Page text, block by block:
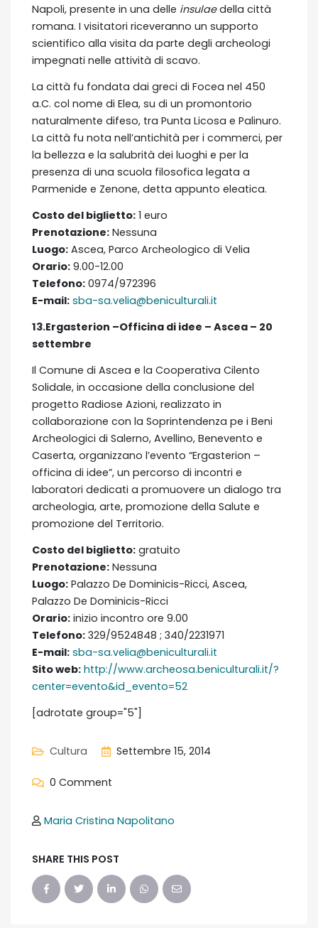
Napoli, presente in una delle insulaedella città
romana. I visitatori riceveranno un supporto
scientifico alla visita da parte degli archeologi
impegnati nelle attività di scavo.
La città fu fondata dai greci di Focea nel 450
a.C. col nome di Elea, su di un promontorio
naturalmente difeso, tra Punta Licosa e Palinuro.
La città fu nota nell’antichità per i commerci, per
la bellezza e la salubrità dei luoghi e per la
presenza di una scuola filosofica legata a
Parmenide e Zenone, detta appunto eleatica.
Costo del biglietto: 1 euro
Prenotazione: Nessuna
Luogo: Ascea, Parco Archeologico di Velia
Orario: 9.00-12.00
Telefono: 0974/972396
E-mail: sba-sa.velia@beniculturali.it
13.Ergasterion –Officina di idee – Ascea – 20
settembre
Il Comune di Ascea e la Cooperativa Cilento
Solidale, in occasione della conclusione del
progetto Radiose Azioni, realizzato in
collaborazione con la Soprintendenza pe i Beni
Archeologici di Salerno, Avellino, Benevento e
Caserta, organizzano l’evento “Ergasterion –
officina di idee”, un percorso di incontri e
laboratori dedicati a promuovere un dialogo tra
archeologia, arte, promozione della Salute e
promozione del Territorio.
Costo del biglietto: gratuito
Prenotazione: Nessuna
Luogo: Palazzo De Dominicis-Ricci, Ascea,
Palazzo De Dominicis-Ricci
Orario: inizio incontro ore 9.00
Telefono: 329/9524848 ; 340/2231971
E-mail: sba-sa.velia@beniculturali.it
Sito web: http://www.archeosa.beniculturali.it/?
center=evento&id_evento=52
[adrotate group="5"]
Cultura Settembre 15, 2014
0 Comment
Maria Cristina Napolitano
SHARE THIS POST